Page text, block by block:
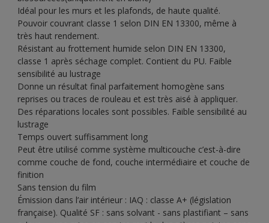
Idéal pour les murs et les plafonds, de haute qualité.
Pouvoir couvrant classe 1 selon DIN EN 13300, même à
très haut rendement.
Résistant au frottement humide selon DIN EN 13300,
classe 1 après séchage complet. Contient du PU. Faible
sensibilité au lustrage
Donne un résultat final parfaitement homogène sans
reprises ou traces de rouleau et est très aisé à appliquer.
Des réparations locales sont possibles. Faible sensibilité au
lustrage
Temps ouvert suffisamment long
Peut être utilisé comme système multicouche c’est-à-dire
comme couche de fond, couche intermédiaire et couche de
finition
Sans tension du film
Émission dans l’air intérieur : IAQ : classe A+ (législation
française). Qualité SF : sans solvant - sans plastifiant – sans